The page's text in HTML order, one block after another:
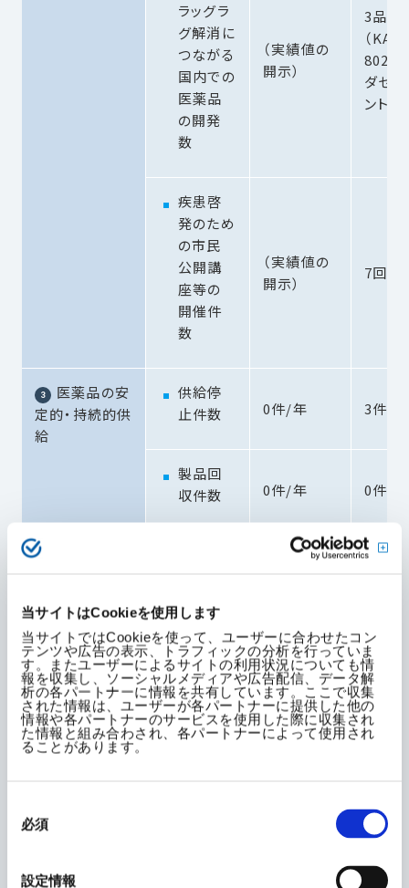
当サイトはCookieを使用します
当サイトではCookieを使って、ユーザーに合わせたコン
テンツや広告の表示、トラフィックの分析を行っていま
す。またユーザーによるサイトの利用状況についても情
報を収集し、ソーシャルメディアや広告配信、データ解
析の各パートナーに情報を共有しています。ここで収集
された情報は、ユーザーが各パートナーに提供した他の
情報や各パートナーのサービスを使用した際に収集され
た情報と組み合わされ、各パートナーによって使用され
ることがあります。
の必須
設定情報
ラッグラ
グ解消に
つながる
国内での
医薬品
の開発
数
（実績値の
開示）
3品目
（KAR
8025
ダセル
ント）
疾患啓
発のため
の市民
公開講
座等の
開催件
数
（実績値の
開示）
7回
医薬品の安
定的・持続的供
給
供給停
止件数
0件/年 3件
製品回
収件数
0件/年 0件
施回数
情報提
供活動
に対する
医療関
皮膚